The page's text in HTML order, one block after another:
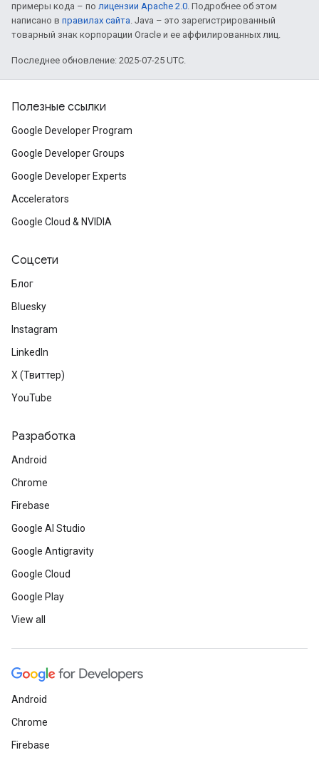
примеры кода – по лицензии Apache 2.0. Подробнее об этом
написано в правилах сайта. Java – это зарегистрированный
товарный знак корпорации Oracle и ее аффилированных лиц.
Последнее обновление: 2025-07-25 UTC.
Полезные ссылки
Google Developer Program
Google Developer Groups
Google Developer Experts
Accelerators
Google Cloud & NVIDIA
Соцсети
Блог
Bluesky
Instagram
LinkedIn
X (Твиттер)
YouTube
Разработка
Android
Chrome
Firebase
Google AI Studio
Google Antigravity
Google Cloud
Google Play
View all
Android
Chrome
Firebase